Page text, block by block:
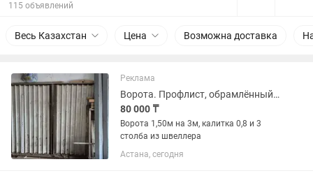
115 объявлений
Весь Казахстан Цена Возможна доставка
Реклама
Ворота. Профлист, обрамлённый уголком
80 000 ₸
Ворота 1,50м на 3м, калитка 0,8 и 3
столба из швеллера
Астана, сегодня